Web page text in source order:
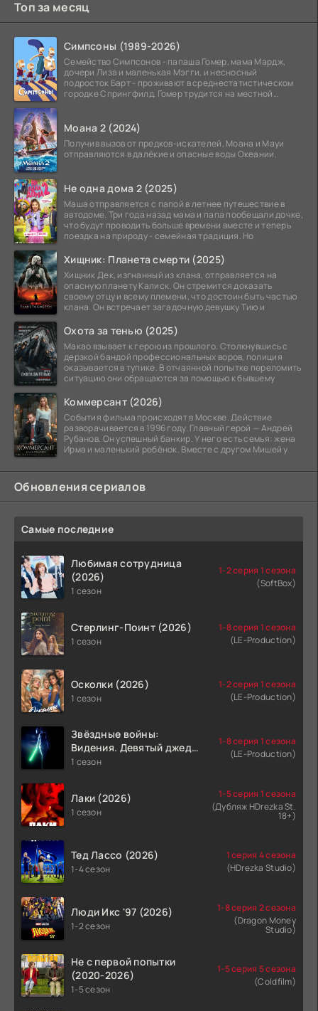
Топ за месяц
Симпсоны (1989-2026)
Семейство Симпсонов - папаша Гомер, мама Мардж,
дочери Лиза и маленькая Мэгги, и несносный
подросток Барт - проживают в среднестатистическом
городке Спрингфилд. Гомер трудится на местной
Моана 2 (2024)
Получив вызов от предков-искателей, Моана и Мауи
отправляются в далёкие и опасные воды Океании.
Не одна дома 2 (2025)
Маша отправляется с папой в летнее путешествие в
автодоме. Три года назад мама и папа пообещали дочке,
что будут проводить больше времени вместе и теперь
поездка на природу - семейная традиция. Но
Хищник: Планета смерти (2025)
Хищник Дек, изгнанный из клана, отправляется на
опасную планету Калиск. Он стремится доказать
своему отцу и всему племени, что достоин быть частью
клана. Он встречает загадочную девушку Тию и
Охота за тенью (2025)
Макао взывает к герою из прошлого. Столкнувшись с
дерзкой бандой профессиональных воров, полиция
оказывается в тупике. В отчаянной попытке переломить
ситуацию они обращаются за помощью к бывшему
Коммерсант (2026)
События фильма происходят в Москве. Действие
разворачивается в 1996 году. Главный герой — Андрей
Рубанов. Он успешный банкир. У него есть семья: жена
Ирма и маленький ребёнок. Вместе с другом Мишей у
Обновления сериалов
Самые последние
Любимая сотрудница
(2026)
1 сезон
1-2 серия 1 сезона
(SoftBox)
Стерлинг-Поинт (2026)
1 сезон
1-8 серия 1 сезона
(LE-Production)
Осколки (2026)
1 сезон
1-2 серия 1 сезона
(LE-Production)
Звёздные войны:
Видения. Девятый джедай
(2026)
1 сезон
1-8 серия 1 сезона
(LE-Production)
Лаки (2026)
1 сезон
1-5 серия 1 сезона
(Дубляж HDrezka St.
18+)
Тед Лассо (2026)
1-4 сезон
1 серия 4 сезона
(HDrezka Studio)
Люди Икс '97 (2026)
1-2 сезон
1-8 серия 2 сезона
(Dragon Money
Studio)
Не с первой попытки
(2020-2026)
1-5 сезон
1-5 серия 5 сезона
(Coldfilm)